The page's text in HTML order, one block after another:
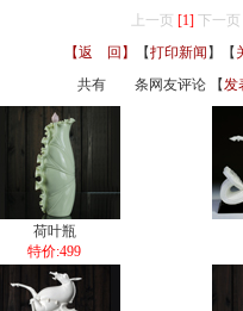
上一页 [1] 下一页
【返 回】
【打印新闻 】【
共有
条网友评论 【发
荷叶瓶
特价:499